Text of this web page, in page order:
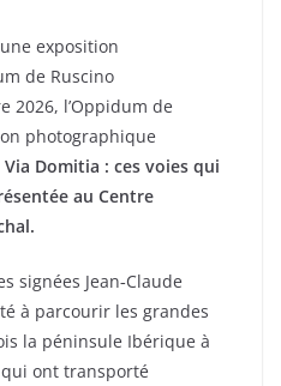
exposition
de Ruscino
2026, l’Oppidum de
photographique
Domitia : ces voies qui
au Centre
signées Jean‑Claude
à parcourir les grandes
la péninsule Ibérique à
qui ont transporté